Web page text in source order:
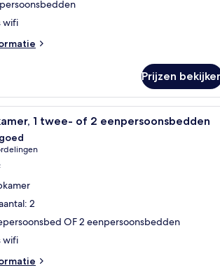
wifi
Prijzen
Hotelkamer met twee
1 twee- of 2 eenpersoonsbedden
2
OF 2 eenpersoonsbedden
wifi